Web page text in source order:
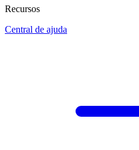
Recursos
Central de ajuda